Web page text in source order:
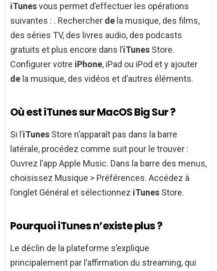
iTunesvous permet d’effectuer les opérations
suivantes : . Rechercher de la musique, des films,
des séries TV, des livres audio, des podcasts
gratuits et plus encore dans l’iTunes Store.
Configurer votre iPhone, iPad ou iPod et y ajouter
de la musique, des vidéos et d’autres éléments.
Où est iTunes sur MacOS Big Sur ?
Si l’iTunes Store n’apparaît pas dans la barre
latérale, procédez comme suit pour le trouver :
Ouvrez l’app Apple Music. Dans la barre des menus,
choisissez Musique > Préférences. Accédez à
l’onglet Général et sélectionnez iTunes Store.
Pourquoi iTunes n’existe plus ?
Le déclin de la plateforme s’explique
principalement par l’affirmation du streaming, qui